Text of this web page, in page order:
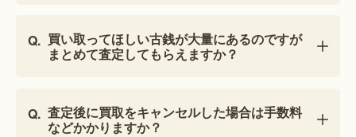
買い取ってほしい古銭が大量にあるのですが
まとめて査定してもらえますか？
査定後に買取をキャンセルした場合は手数料
などかかりますか？